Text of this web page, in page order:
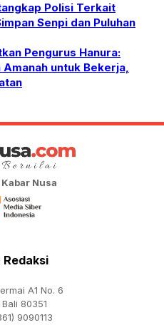
Polisi Terkait
Senpi dan Puluhan
Pengurus Hanura:
untuk Bekerja,
Nusa
Redaksi
A1 No. 6
80351
9090113